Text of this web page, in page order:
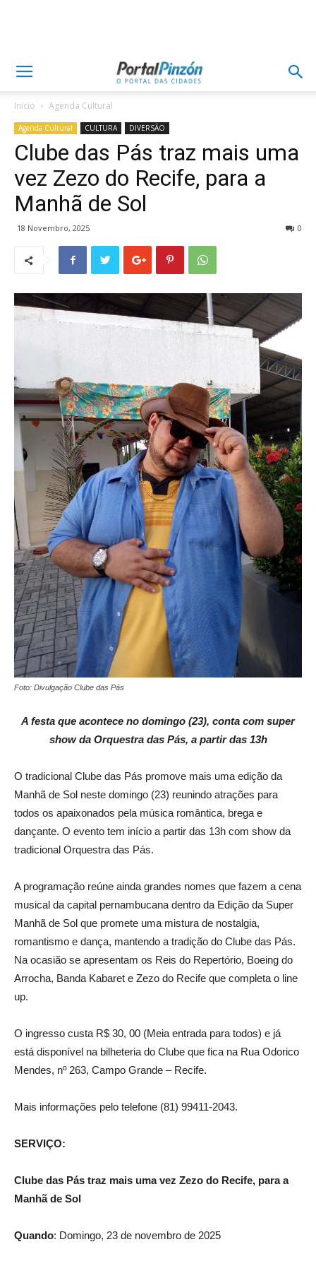
Inicio Agenda Cultural
Agenda Cultural CULTURA DIVERSÃO
Clube das Pás traz mais uma
vez Zezo do Recife, para a
Manhã de Sol
18 Novembro, 2025 0
Foto: Divulgação Clube das Pás
A festa que acontece no domingo (23), conta com super
show da Orquestra das Pás, a partir das 13h
O tradicional Clube das Pás promove mais uma edição da
Manhã de Sol neste domingo (23) reunindo atrações para
todos os apaixonados pela música romântica, brega e
dançante. O evento tem início a partir das 13h com show da
tradicional Orquestra das Pás.
A programação reúne ainda grandes nomes que fazem a cena
musical da capital pernambucana dentro da Edição da Super
Manhã de Sol que promete uma mistura de nostalgia,
romantismo e dança, mantendo a tradição do Clube das Pás.
Na ocasião se apresentam os Reis do Repertório, Boeing do
Arrocha, Banda Kabaret e Zezo do Recife que completa o line
up.
O ingresso custa R$ 30, 00 (Meia entrada para todos) e já
está disponível na bilheteria do Clube que fica na Rua Odorico
Mendes, nº 263, Campo Grande – Recife.
Mais informações pelo telefone (81) 99411-2043.
SERVIÇO:
Clube das Pás traz mais uma vez Zezo do Recife, para a
Manhã de Sol
Quando: Domingo, 23 de novembro de 2025